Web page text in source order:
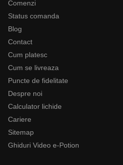
Comenzi
Status comanda
Blog
Contact
Cum platesc
Cum se livreaza
Puncte de fidelitate
Despre noi
Calculator lichide
Cariere
Sitemap
Ghiduri Video e-Potion